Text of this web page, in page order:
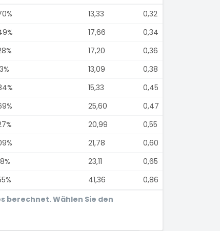
13,33
0,32
17,66
0,34
17,20
0,36
13,09
0,38
15,33
0,45
25,60
0,47
20,99
0,55
21,78
0,60
23,11
0,65
41,36
0,86
berechnet. Wählen Sie den